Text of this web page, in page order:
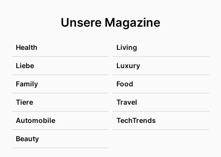
Unsere Magazine
Health Living
Liebe Luxury
Family Food
Tiere Travel
Automobile TechTrends
Beauty